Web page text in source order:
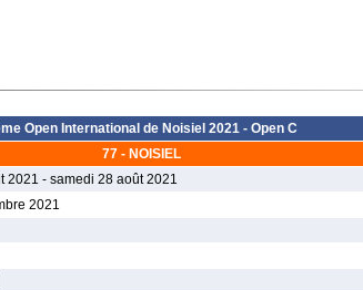
Open International de Noisiel 2021 - Open C
77 - NOISIEL
2021 - samedi 28 août 2021
2021